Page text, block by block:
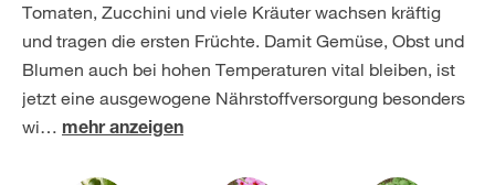
Tomaten, Zucchini und viele Kräuter wachsen kräftig
und tragen die ersten Früchte. Damit Gemüse, Obst und
Blumen auch bei hohen Temperaturen vital bleiben, ist
jetzt eine ausgewogene Nährstoffversorgung besonders
wi… mehr anzeigen